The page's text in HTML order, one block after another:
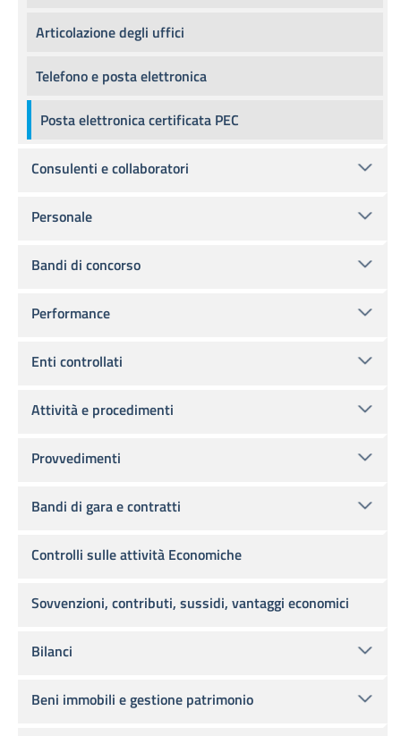
Articolazione degli uffici
Telefono e posta elettronica
Posta elettronica certificata PEC
Consulenti e collaboratori
Personale
Bandi di concorso
Performance
Enti controllati
Attività e procedimenti
Provvedimenti
Bandi di gara e contratti
Controlli sulle attività Economiche
Sovvenzioni, contributi, sussidi, vantaggi economici
Bilanci
Beni immobili e gestione patrimonio